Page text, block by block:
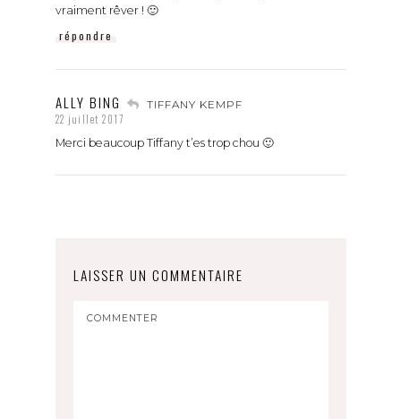
vraiment rêver ! 🙂
répondre
ALLY BING TIFFANY KEMPF
22 juillet 2017
Merci beaucoup Tiffany t’es trop chou 🙂
LAISSER UN COMMENTAIRE